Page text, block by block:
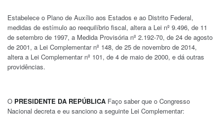
Estabelece o Plano de Auxílio aos Estados e ao Distrito Federal,
medidas de estímulo ao reequilíbrio fiscal, altera a Lei nº 9.496, de 11
de setembro de 1997, a Medida Provisória nº 2.192-70, de 24 de agosto
de 2001, a Lei Complementar nº 148, de 25 de novembro de 2014,
altera a Lei Complementar nº 101, de 4 de maio de 2000, e dá outras
providências.
O PRESIDENTE DA REPÚBLICA Faço saber que o Congresso
Nacional decreta e eu sanciono a seguinte Lei Complementar: